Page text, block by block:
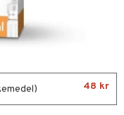
48 kr